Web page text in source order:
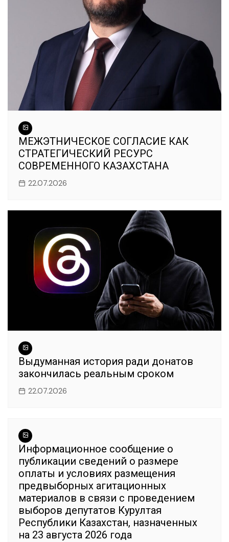
МЕЖЭТНИЧЕСКОЕ СОГЛАСИЕ КАК
СТРАТЕГИЧЕСКИЙ РЕСУРС
СОВРЕМЕННОГО КАЗАХСТАНА
22.07.2026
Выдуманная история ради донатов
закончилась реальным сроком
22.07.2026
Информационное сообщение о
публикации сведений о размере
оплаты и условиях размещения
предвыборных агитационных
материалов в связи с проведением
выборов депутатов Курултая
Республики Казахстан, назначенных
на 23 августа 2026 года